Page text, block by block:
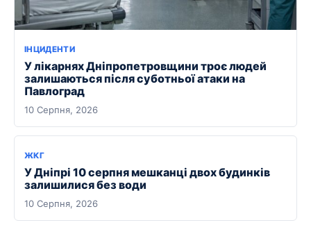
ІНЦИДЕНТИ
У лікарнях Дніпропетровщини троє людей
залишаються після суботньої атаки на
Павлоград
10 Серпня, 2026
ЖКГ
У Дніпрі 10 серпня мешканці двох будинків
залишилися без води
10 Серпня, 2026